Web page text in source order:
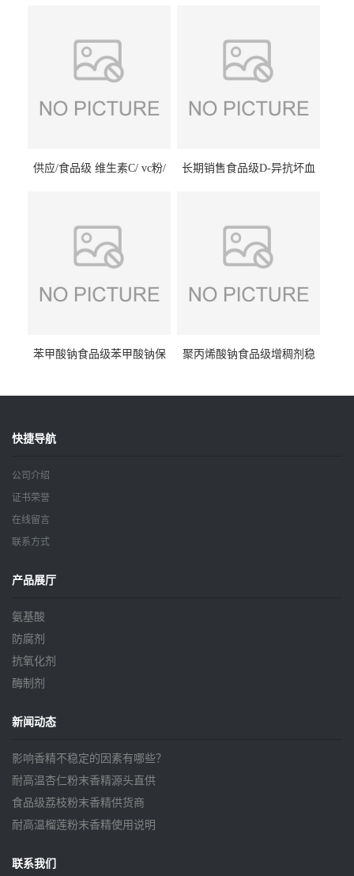
供应/食品级 维生素C/ vc粉/
长期销售食品级D-异抗坏血
苯甲酸钠食品级苯甲酸钠保
聚丙烯酸钠食品级增稠剂稳
快捷导航
公司介绍
证书荣誉
在线留言
联系方式
产品展厅
氨基酸
防腐剂
抗氧化剂
酶制剂
新闻动态
影响香精不稳定的因素有哪些？
耐高温杏仁粉末香精源头直供
食品级荔枝粉末香精供货商
耐高温榴莲粉末香精使用说明
联系我们